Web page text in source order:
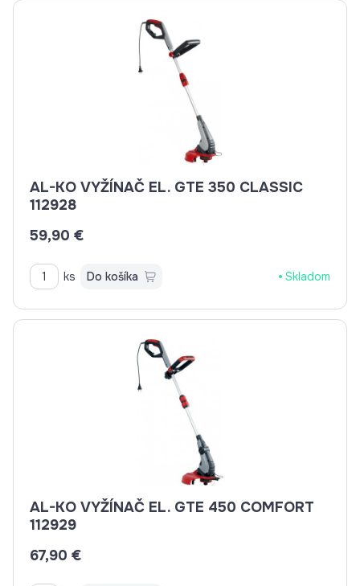
AL-KO VYŽÍNAČ EL. GTE 350 CLASSIC
112928
59,90 €
ks Do košíka Skladom
AL-KO VYŽÍNAČ EL. GTE 450 COMFORT
112929
67,90 €